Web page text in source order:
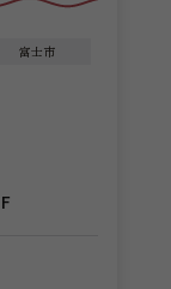
富士市